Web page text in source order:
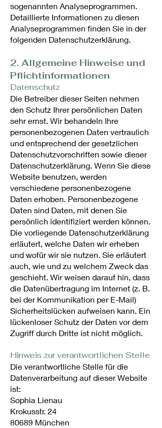
sogenannten Analyseprogrammen.
Detaillierte Informationen zu diesen
Analyseprogrammen finden Sie in der
folgenden Datenschutzerklärung.
2. Allgemeine Hinweise und
Pflicht­informationen
Datenschutz
Die Betreiber dieser Seiten nehmen
den Schutz Ihrer persönlichen Daten
sehr ernst. Wir behandeln Ihre
personenbezogenen Daten vertraulich
und entsprechend der gesetzlichen
Datenschutzvorschriften sowie dieser
Datenschutzerklärung. Wenn Sie diese
Website benutzen, werden
verschiedene personenbezogene
Daten erhoben. Personenbezogene
Daten sind Daten, mit denen Sie
persönlich identifiziert werden können.
Die vorliegende Datenschutzerklärung
erläutert, welche Daten wir erheben
und wofür wir sie nutzen. Sie erläutert
auch, wie und zu welchem Zweck das
geschieht. Wir weisen darauf hin, dass
die Datenübertragung im Internet (z. B.
bei der Kommunikation per E-Mail)
Sicherheitslücken aufweisen kann. Ein
lückenloser Schutz der Daten vor dem
Zugriff durch Dritte ist nicht möglich.
Hinweis zur verantwortlichen Stelle
Die verantwortliche Stelle für die
Datenverarbeitung auf dieser Website
ist:
Sophia Lienau
Krokusstr. 24
80689 München